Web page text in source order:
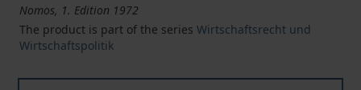
Nomos, 1. Edition 1972
The product is part of the series Wirtschaftsrecht und
Wirtschaftspolitik